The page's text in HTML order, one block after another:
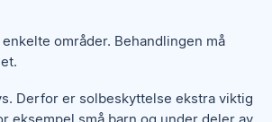
områder. Behandlingen må
Derfor er solbeskyttelse ekstra viktig